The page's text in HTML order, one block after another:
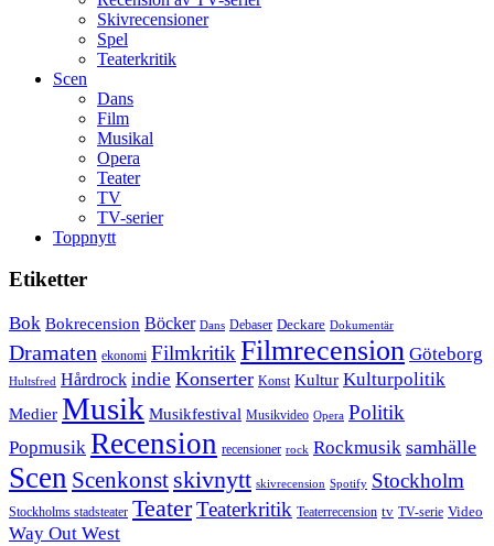
Skivrecensioner
Spel
Teaterkritik
Scen
Dans
Film
Musikal
Opera
Teater
TV
TV-serier
Toppnytt
Etiketter
Bok Bokrecension Böcker Dans Debaser Deckare Dokumentär
Dramaten ekonomi Filmkritik Filmrecension Göteborg
Hultsfred Hårdrock indie Konserter Konst Kultur Kulturpolitik
Medier Musik Musikfestival Musikvideo Opera Politik
Popmusik Recension recensioner rock Rockmusik samhälle
Scen Scenkonst skivnytt skivrecension Spotify Stockholm
Stockholms stadsteater TeaterTeaterkritik Teaterrecension tv TV-serie Video
Way Out West